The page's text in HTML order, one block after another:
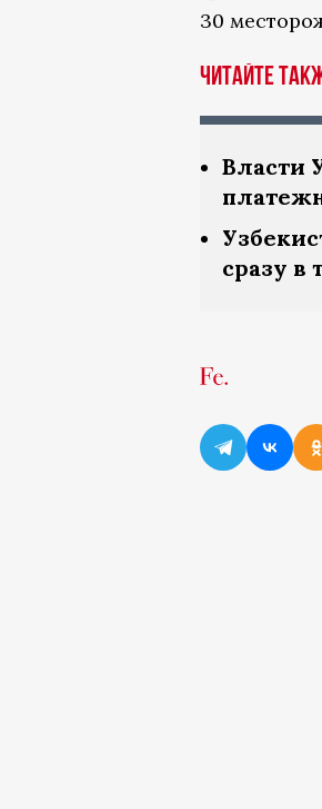
30
Читайте
Власти
сразу в